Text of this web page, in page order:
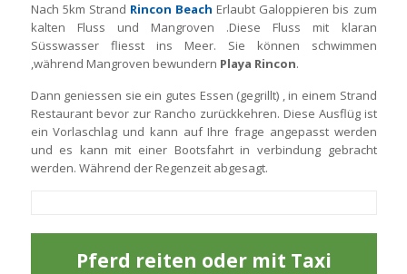
Nach 5km Strand Rincon Beach Erlaubt Galoppieren bis zum
kalten Fluss und Mangroven .Diese Fluss mit klaran
Süsswasser fliesst ins Meer. Sie können schwimmen
,während Mangroven bewundern Playa Rincon.
Dann geniessen sie ein gutes Essen (gegrillt) , in einem Strand
Restaurant bevor zur Rancho zurückkehren. Diese Ausflüg ist
ein Vorlaschlag und kann auf Ihre frage angepasst werden
und es kann mit einer Bootsfahrt in verbindung gebracht
werden. Während der Regenzeit abgesagt.
Pferd reiten oder mit Taxi